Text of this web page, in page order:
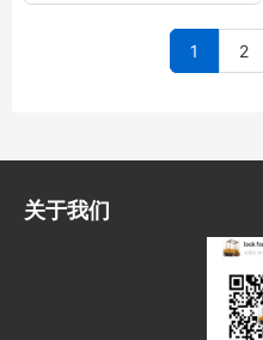
1 2
关于我们